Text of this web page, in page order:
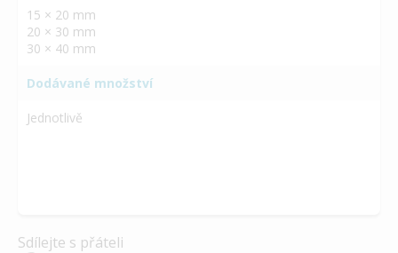
15 × 20 mm
20 × 30 mm
30 × 40 mm
Dodávané množství
Jednotlivě
Sdílejte s přáteli